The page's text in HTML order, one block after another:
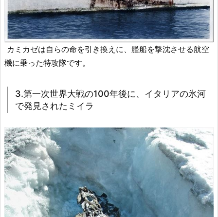
カミカゼは自らの命を引き換えに、艦船を撃沈させる航空
機に乗った特攻隊です。
3.第一次世界大戦の100年後に、イタリアの氷河
で発見されたミイラ